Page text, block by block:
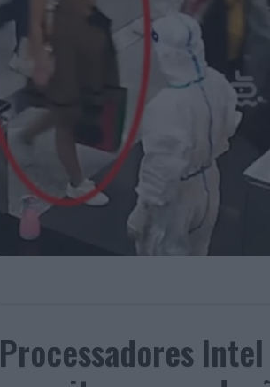
Processadores